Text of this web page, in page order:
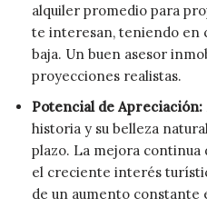
alquiler promedio para
te interesan, teniendo en
baja. Un buen asesor
proyecciones realistas.
Potencial de Apreciación:
historia y su belleza
plazo. La mejora
el creciente interés
de un aumento constante